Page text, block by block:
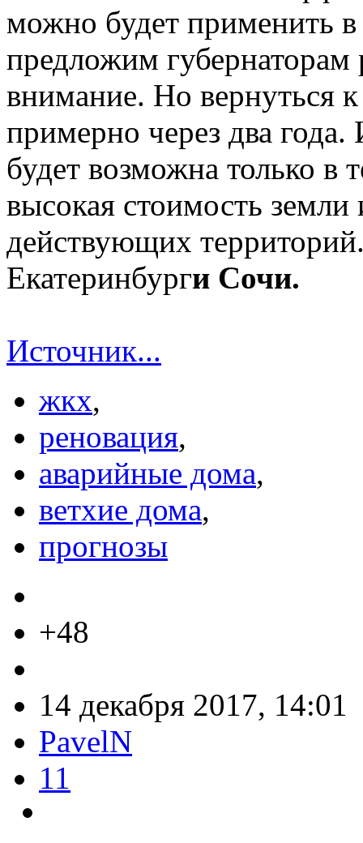
можно будет применить
предложим губернаторам
внимание. Но вернуться
примерно через два
будет возможна только в
высокая стоимость земли
действующих
Екатеринбурги Сочи.
Источник...
жкх,
реновация,
аварийные дома,
ветхие дома,
прогнозы
+48
14 декабря 2017, 14:01
PavelN
11